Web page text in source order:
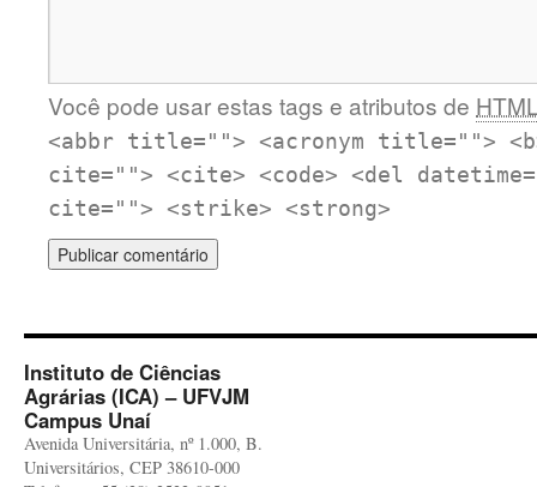
Você pode usar estas tags e atributos de
<abbr title=""> <acronym title="">
cite=""> <cite> <code> <del
cite=""> <strike> <strong>
Instituto de Ciências
Agrárias (ICA) – UFVJM
Campus Unaí
Avenida Universitária, nº 1.000, B.
Universitários, CEP 38610-000